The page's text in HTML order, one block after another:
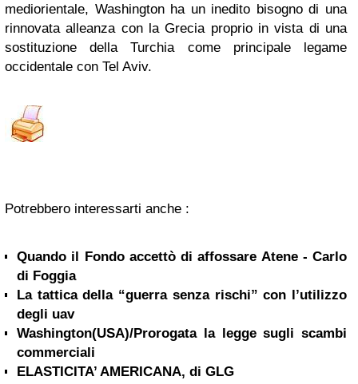
mediorientale, Washington ha un inedito bisogno di una
rinnovata alleanza con la Grecia proprio in vista di una
sostituzione della Turchia come principale legame
occidentale con Tel Aviv.
Potrebbero interessarti anche :
Quando il Fondo accettò di affossare Atene - Carlo
di Foggia
La tattica della “guerra senza rischi” con l’utilizzo
degli uav
Washington(USA)/Prorogata la legge sugli scambi
commerciali
ELASTICITA’ AMERICANA, di GLG